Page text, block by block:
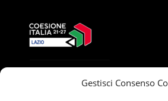
Gestisci Consenso